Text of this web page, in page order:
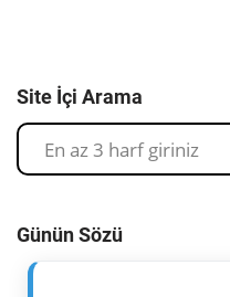
Site İçi Arama
Günün Sözü